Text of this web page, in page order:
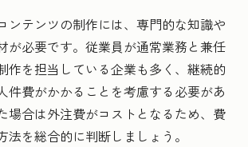
ンテンツの制作には、専門的な知識や
が必要です。従業員が通常業務と兼任
作を担当している企業も多く、継続的
件費がかかることを考慮する必要があ
場合は外注費がコストとなるため、費
法を総合的に判断しましょう。